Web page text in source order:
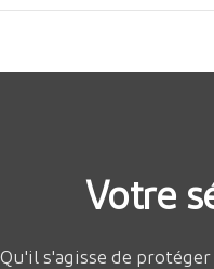
Votre
Qu'il s'agisse de